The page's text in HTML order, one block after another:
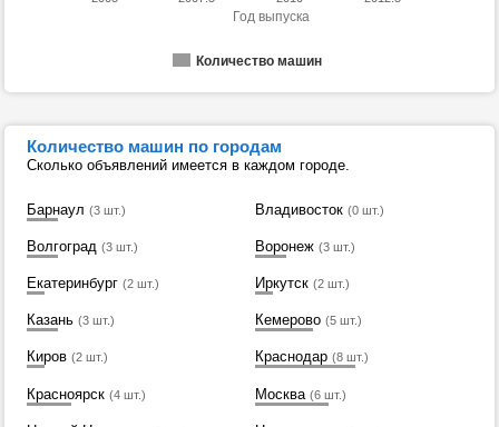
Год выпуска
Количество машин
Количество машин по городам
Сколько объявлений имеется в каждом городе.
Барнаул (3 шт.) Владивосток (0 шт.)
Волгоград (3 шт.) Воронеж (3 шт.)
Екатеринбург (2 шт.) Иркутск (2 шт.)
Казань (3 шт.) Кемерово (5 шт.)
Киров (2 шт.) Краснодар (8 шт.)
Красноярск (4 шт.) Москва (6 шт.)